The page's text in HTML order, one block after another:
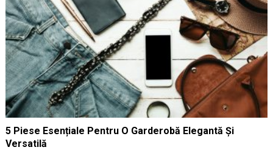
5 Piese Esențiale Pentru O Garderobă Elegantă Și
Versatilă